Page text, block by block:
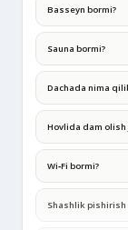
Basseyn bormi?
Sauna bormi?
Dachada nima
Hovlida dam olish
Wi‑Fi bormi?
Shashlik pishirish